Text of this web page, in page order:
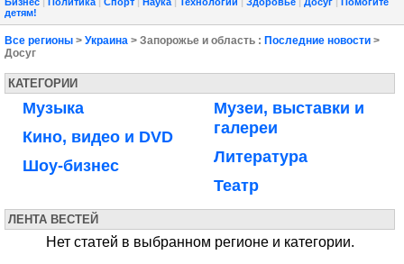
детям!
Все регионы > Украина > Запорожье и область : Последние новости >
Досуг
КАТЕГОРИИ
Музыка
Кино, видео и DVD
Шоу-бизнес
Музеи, выставки и
галереи
Литература
Театр
ЛЕНТА ВЕСТЕЙ
Нет статей в выбранном регионе и категории.